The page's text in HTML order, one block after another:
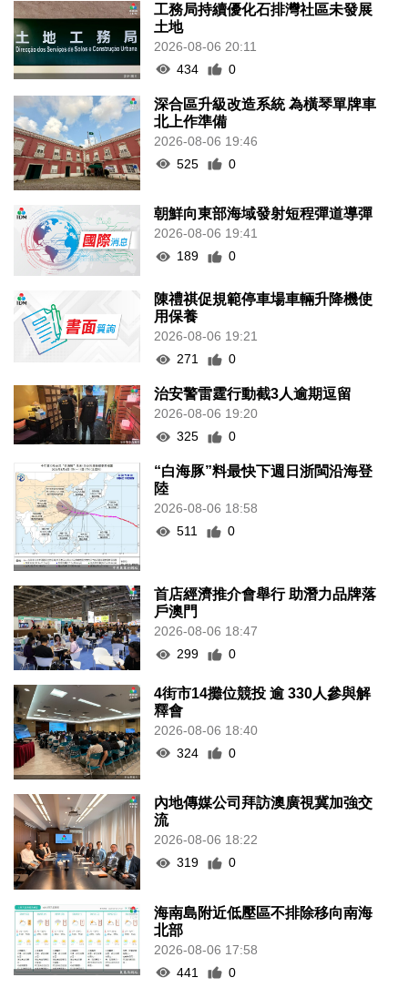
工務局持續優化石排灣社區未發展
土地
2026-08-06 20:11
434
0
深合區升級改造系統 為橫琴單牌車
北上作準備
2026-08-06 19:46
525
0
朝鮮向東部海域發射短程彈道導彈
2026-08-06 19:41
189
0
陳禮祺促規範停車場車輛升降機使
用保養
2026-08-06 19:21
271
0
治安警雷霆行動截3人逾期逗留
2026-08-06 19:20
325
0
“白海豚”料最快下週日浙閩沿海登
陸
2026-08-06 18:58
511
0
首店經濟推介會舉行 助潛力品牌落
戶澳門
2026-08-06 18:47
299
0
4街市14攤位競投 逾 330人參與解
釋會
2026-08-06 18:40
324
0
內地傳媒公司拜訪澳廣視冀加強交
流
2026-08-06 18:22
319
0
海南島附近低壓區不排除移向南海
北部
2026-08-06 17:58
441
0